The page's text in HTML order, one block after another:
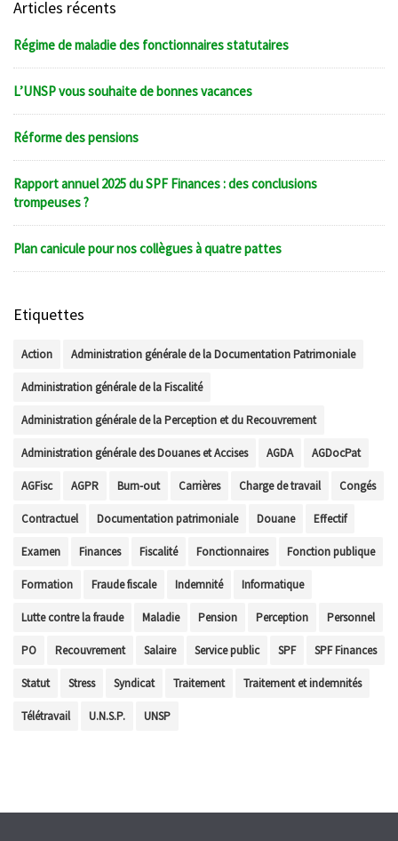
Articles récents
Régime de maladie des fonctionnaires statutaires
L’UNSP vous souhaite de bonnes vacances
Réforme des pensions
Rapport annuel 2025 du SPF Finances : des conclusions
trompeuses ?
Plan canicule pour nos collègues à quatre pattes
Etiquettes
Action Administration générale de la Documentation Patrimoniale
Administration générale de la Fiscalité
Administration générale de la Perception et du Recouvrement
Administration générale des Douanes et Accises AGDA AGDocPat
AGFisc AGPR Burn-out Carrières Charge de travail Congés
Contractuel Documentation patrimoniale Douane Effectif
Examen Finances Fiscalité Fonctionnaires Fonction publique
Formation Fraude fiscale Indemnité Informatique
Lutte contre la fraude Maladie Pension Perception Personnel
PO Recouvrement Salaire Service public SPF SPF Finances
Statut Stress Syndicat Traitement Traitement et indemnités
Télétravail U.N.S.P. UNSP